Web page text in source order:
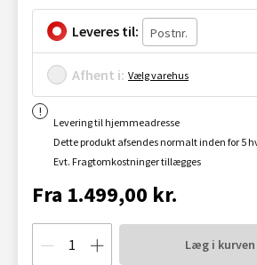
Leveres til:
Afhent i: Vælg varehus
Levering til hjemmeadresse
Dette produkt afsendes normalt inden for 5
Evt. Fragtomkostninger tillægges
Fra 1.499,00 kr.
Læg i kurven